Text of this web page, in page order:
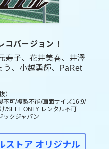
コバージョン！
寿子、花井美春、井澤
う、小越勇輝、PaRet
）
不可/複製不能/画面サイズ16:9/
/SELL ONLY レンタル不可
ックジャパン
ストア オリジナル